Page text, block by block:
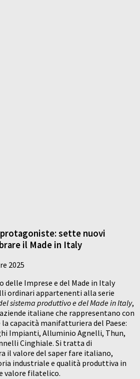
sette nuovi
il Made in Italy
2025
Imprese e del Made in Italy
ordinari appartenenti alla serie
sistema produttivo e del Made in Italy,
italiane che rappresentano con
capacità manifatturiera del Paese:
Impianti, Alluminio Agnelli, Thun,
Cinghiale. Si tratta di
il valore del saper fare italiano,
industriale e qualità produttiva in
valore filatelico.